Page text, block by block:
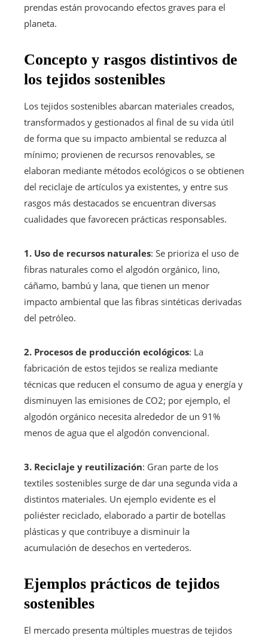
prendas están provocando efectos graves para el
planeta.
Concepto y rasgos distintivos de
los tejidos sostenibles
Los tejidos sostenibles abarcan materiales creados,
transformados y gestionados al final de su vida útil
de forma que su impacto ambiental se reduzca al
mínimo; provienen de recursos renovables, se
elaboran mediante métodos ecológicos o se obtienen
del reciclaje de artículos ya existentes, y entre sus
rasgos más destacados se encuentran diversas
cualidades que favorecen prácticas responsables.
1. Uso de recursos naturales: Se prioriza el uso de
fibras naturales como el algodón orgánico, lino,
cáñamo, bambú y lana, que tienen un menor
impacto ambiental que las fibras sintéticas derivadas
del petróleo.
2. Procesos de producción ecológicos: La
fabricación de estos tejidos se realiza mediante
técnicas que reducen el consumo de agua y energía y
disminuyen las emisiones de CO2; por ejemplo, el
algodón orgánico necesita alrededor de un 91%
menos de agua que el algodón convencional.
3. Reciclaje y reutilización: Gran parte de los
textiles sostenibles surge de dar una segunda vida a
distintos materiales. Un ejemplo evidente es el
poliéster reciclado, elaborado a partir de botellas
plásticas y que contribuye a disminuir la
acumulación de desechos en vertederos.
Ejemplos prácticos de tejidos
sostenibles
El mercado presenta múltiples muestras de tejidos